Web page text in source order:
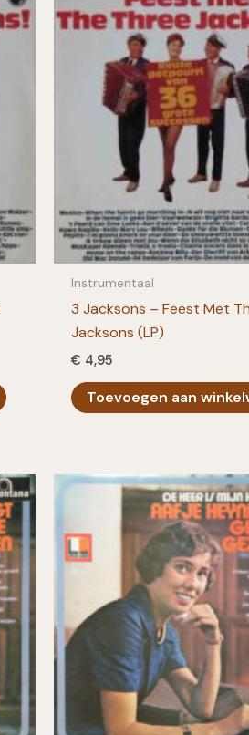
Instrumentaal
3 Jacksons – Feest Met
Jacksons (LP)
€ 4,95
Toevoegen aan